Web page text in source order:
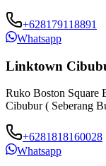
+628179118891
Whatsapp
Linktown
Ruko Boston Square
Cibubur ( Seberang
+6281818160028
Whatsapp